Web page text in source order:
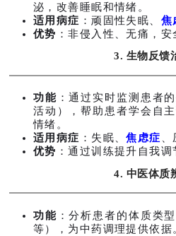
泌，改善睡眠和情绪。
适用病症 ：顽固性失眠、 焦
优势 ：非侵入性、无痛，
3. 生物反馈
功能 ：通过实时监测患者
活动），帮助患者学会自
情绪。
适用病症 ：失眠、焦虑症 、
优势 ：通过训练提升自我
4. 中医体质
功能 ：分析患者的体质类
等），为中药调理提供依据